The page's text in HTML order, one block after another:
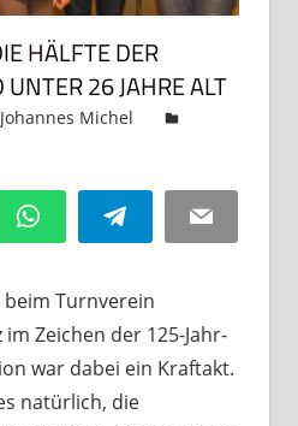
HÄLFTE DER
26 JAHRE ALT
Johannes Michel
WhatsAppTelegram Email
beim Turnverein
Zeichen der 125-Jahr-
war dabei ein Kraftakt.
natürlich, die